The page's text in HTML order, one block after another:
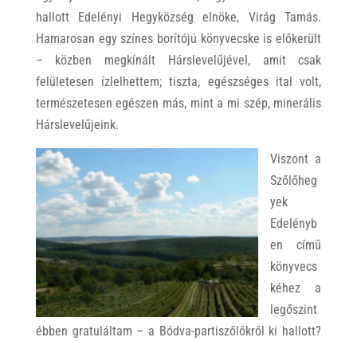
hallott Edelényi Hegyközség elnöke, Virág Tamás.
Hamarosan egy színes borítójú könyvecske is előkerült
– közben megkínált Hárslevelűjével, amit csak
felületesen ízlelhettem; tiszta, egészséges ital volt,
természetesen egészen más, mint a mi szép, minerális
Hárslevelűjeink.
Viszont a
Szőlőheg
yek
Edelényb
en című
könyvecs
kéhez a
legőszint
ébben gratuláltam – a Bódva-partiszőlőkről ki hallott?